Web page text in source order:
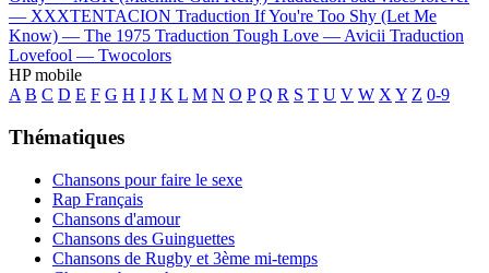
— XXXTENTACION Traduction If You're Too Shy (Let Me
Know) — The 1975 Traduction Tough Love — Avicii Traduction
Lovefool — Twocolors
HP mobile
A B C D E F G H I J K L M N O P Q R S T U V W X Y Z 0-9
Thématiques
Chansons pour faire le sexe
Rap Français
Chansons d'amour
Chansons des Guinguettes
Chansons de Rugby et 3ème mi-temps